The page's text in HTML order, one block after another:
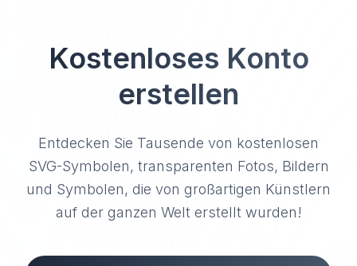
Kostenloses Konto
erstellen
Entdecken Sie Tausende von kostenlosen
SVG-Symbolen, transparenten Fotos, Bildern
und Symbolen, die von großartigen Künstlern
auf der ganzen Welt erstellt wurden!